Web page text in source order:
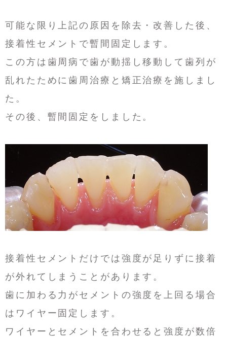
可能な限り上記の原因を除去・改善した後、
接着性セメントで暫間固定します。
この方は歯周病で歯が動揺し移動して歯列が
乱れたために歯周治療と矯正治療を施しまし
た。
その後、暫間固定をしました。
接着性セメントだけでは強度が足りずに接着
が外れてしまうことがあります。
歯に加わる力がセメントの強度を上回る場合
はワイヤー固定します。
ワイヤーとセメントを合わせると強度が数倍